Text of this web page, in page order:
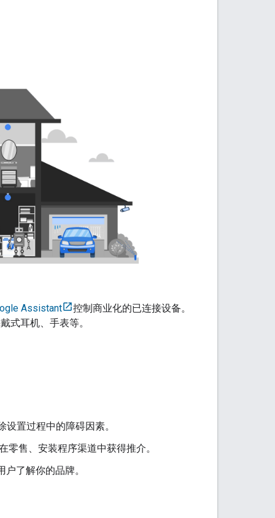
Assistant
控制商业化的已连接设备。
式耳机、手表等。
置过程中的障碍因素。
售、安装程序渠道中获得推介。
了解你的品牌。